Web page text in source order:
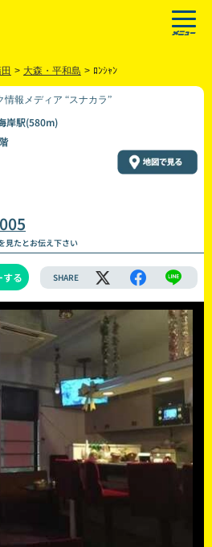
> 大森・平和島 > ﾛﾝｼｬﾝ
情報メディア “スナカラ”
岸駅(580m)
見たとお伝え下さい
する SHARE